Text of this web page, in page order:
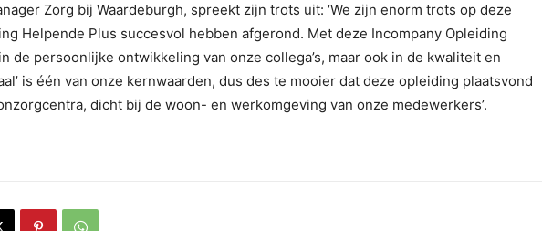
Zorg bij Waardeburgh, spreekt zijn trots uit: ‘We zijn enorm trots op deze
Helpende Plus succesvol hebben afgerond. Met deze Incompany Opleiding
de persoonlijke ontwikkeling van onze collega’s, maar ook in de kwaliteit en
is één van onze kernwaarden, dus des te mooier dat deze opleiding plaatsvond
dicht bij de woon- en werkomgeving van onze medewerkers’.